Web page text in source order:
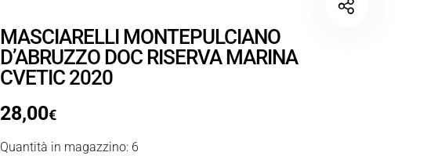
MASCIARELLI MONTEPULCIANO
D’ABRUZZO DOC RISERVA MARINA
CVETIC 2020
28,00€
Quantità in magazzino: 6